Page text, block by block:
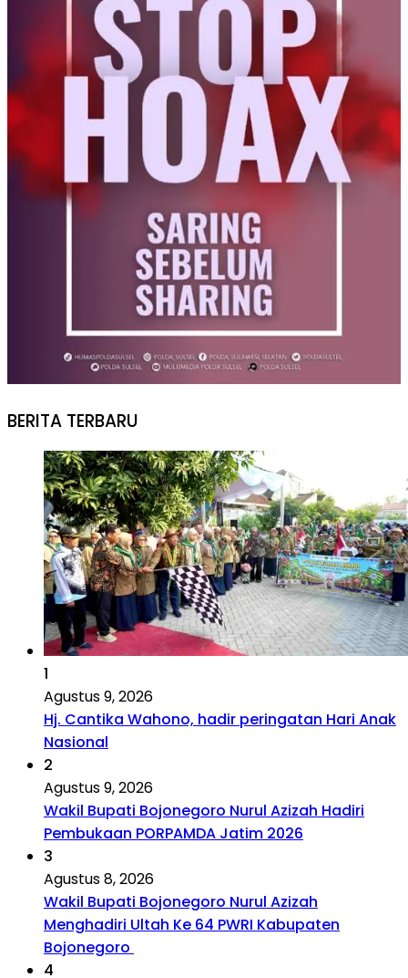
BERITA TERBARU
1
Agustus 9, 2026
Hj. Cantika Wahono, hadir peringatan Hari Anak
Nasional
2
Agustus 9, 2026
Wakil Bupati Bojonegoro Nurul Azizah Hadiri
Pembukaan PORPAMDA Jatim 2026
3
Agustus 8, 2026
Wakil Bupati Bojonegoro Nurul Azizah
Menghadiri Ultah Ke 64 PWRI Kabupaten
Bojonegoro
4